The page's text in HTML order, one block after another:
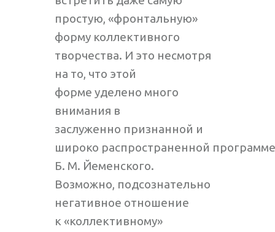
простую, «фронтальную»
форму коллективного
творчества. И это несмотря
на то, что этой
форме уделено много
внимания в
заслуженно признанной и
широко распространенной программе
Б. М. Йеменского.
Возможно, подсознательно
негативное отношение
к «коллективному»